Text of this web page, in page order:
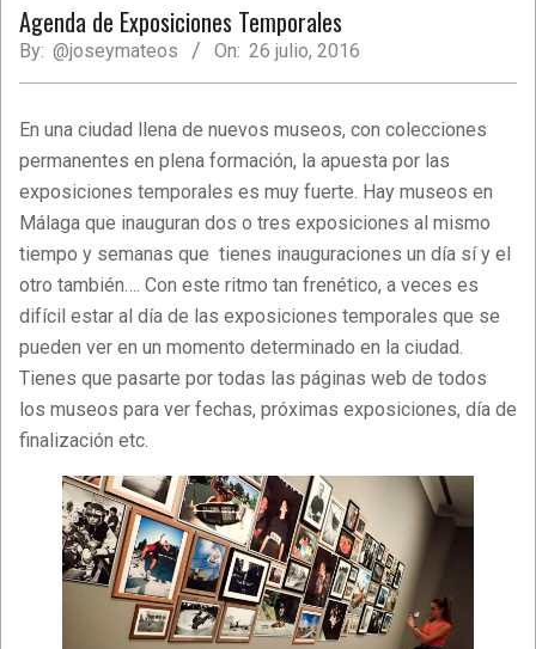
Agenda de Exposiciones Temporales
By: @joseymateos On: 26 julio, 2016
En una ciudad llena de nuevos museos, con colecciones
permanentes en plena formación, la apuesta por las
exposiciones temporales es muy fuerte. Hay museos en
Málaga que inauguran dos o tres exposiciones al mismo
tiempo y semanas que tienes inauguraciones un día sí y el
otro también…. Con este ritmo tan frenético, a veces es
difícil estar al día de las exposiciones temporales que se
pueden ver en un momento determinado en la ciudad.
Tienes que pasarte por todas las páginas web de todos
los museos para ver fechas, próximas exposiciones, día de
finalización etc.